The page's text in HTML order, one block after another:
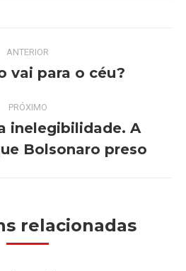
ANTERIOR
Post
vai para o céu?
PRÓXIMO
Próximo
post:
inelegibilidade. A
Bolsonaro preso
relacionadas